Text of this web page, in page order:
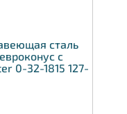
сталь
с
0-32-1815 127-